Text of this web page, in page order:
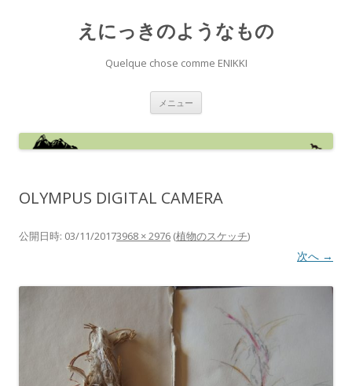
えにっきのようなもの
Quelque chose comme ENIKKI
メニュー
ン
へ
プ
OLYMPUS DIGITAL CAMERA
公開日時: 03/11/20173968 × 2976 (植物のスケッチ)
次へ →